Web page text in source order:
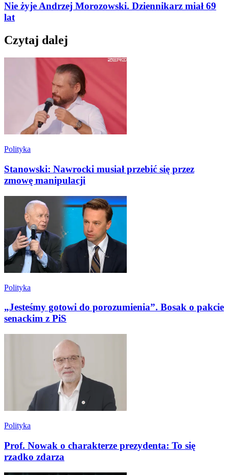
Nie żyje Andrzej Morozowski. Dziennikarz miał 69
lat
Czytaj dalej
Polityka
Stanowski: Nawrocki musiał przebić się przez
zmowę manipulacji
Polityka
„Jesteśmy gotowi do porozumienia”. Bosak o pakcie
senackim z PiS
Polityka
Prof. Nowak o charakterze prezydenta: To się
rzadko zdarza